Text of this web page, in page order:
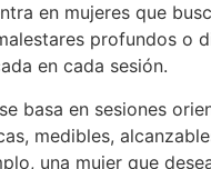
en mujeres que
profundos
en cada sesión.
basa en sesiones
medibles,
una mujer que